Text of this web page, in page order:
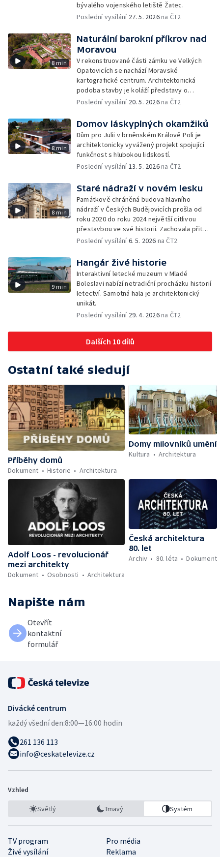
bývalého vojenského letiště Žatec.
Poslední vysílání 27. 5. 2026na ČT2
8 min
Naturální barokní příkrov nad
Moravou
V rekonstruované části zámku ve Velkých
Opatovicích se nachází Moravské
kartografické centrum. Architektonická
podoba stavby je koláží představy o
zapovězených formách, mystičnosti místa a
realitou a časem.
Poslední vysílání 20. 5. 2026na ČT2
8 min
Domov láskyplných okamžiků
Dům pro Julii v brněnském Králově Poli je
architektonicky vyvážený projekt spojující
funkčnost s hlubokou lidskostí.
Poslední vysílání13. 5. 2026na ČT2
8 min
Staré nádraží v novém lesku
Památkově chráněná budova hlavního
nádraží v Českých Budějovicích prošla od
roku 2020 do roku 2024 největší citlivou
přestavbou ve své historii. Zachovala přitom
historický ráz stavby a přizpůsobila ji
denně využívají tisíce lidí.
Poslední vysílání6. 5. 2026 na ČT2
9 min
Hangár živé historie
Interaktivní letecké muzeum v Mladé
Boleslavi nabízí netradiční procházku historií
letectví. Samotná hala je architektonický
unikát.
Poslední vysílání 29. 4. 2026na ČT2
Dalších 10 dílů
Ostatní také sledují
Příběhy domů
Dokument
Historie Architektura
Domy milovníků umění
Kultura
Architektura
Adolf Loos - revolucionář
mezi architekty
Dokument
Osobnosti Architektura
Česká architektura
80. let
Archiv
80. léta Dokument
Napište nám
Otevřít
kontaktní
formulář
Divácké centrum
každý všední den:8:00—16:00 hodin
261 136 113
info@ceskatelevize.cz
Vzhled
Světlý Tmavý Systém
TV program
Pro média
Živé vysílání
Reklama